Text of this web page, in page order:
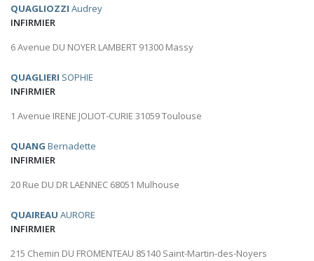
QUAGLIOZZI Audrey
INFIRMIER
6 Avenue DU NOYER LAMBERT 91300 Massy
QUAGLIERI SOPHIE
INFIRMIER
1 Avenue IRENE JOLIOT-CURIE 31059 Toulouse
QUANG Bernadette
INFIRMIER
20 Rue DU DR LAENNEC 68051 Mulhouse
QUAIREAU AURORE
INFIRMIER
215 Chemin DU FROMENTEAU 85140 Saint-Martin-des-Noyers